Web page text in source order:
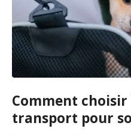
Comment choisir
transport pour